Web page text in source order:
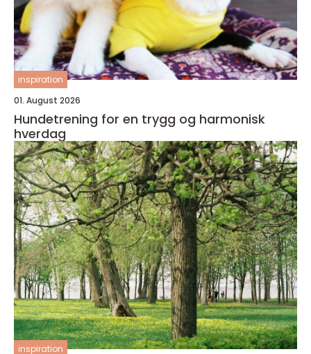
inspiration
01. August 2026
Hundetrening for en trygg og harmonisk
hverdag
inspiration